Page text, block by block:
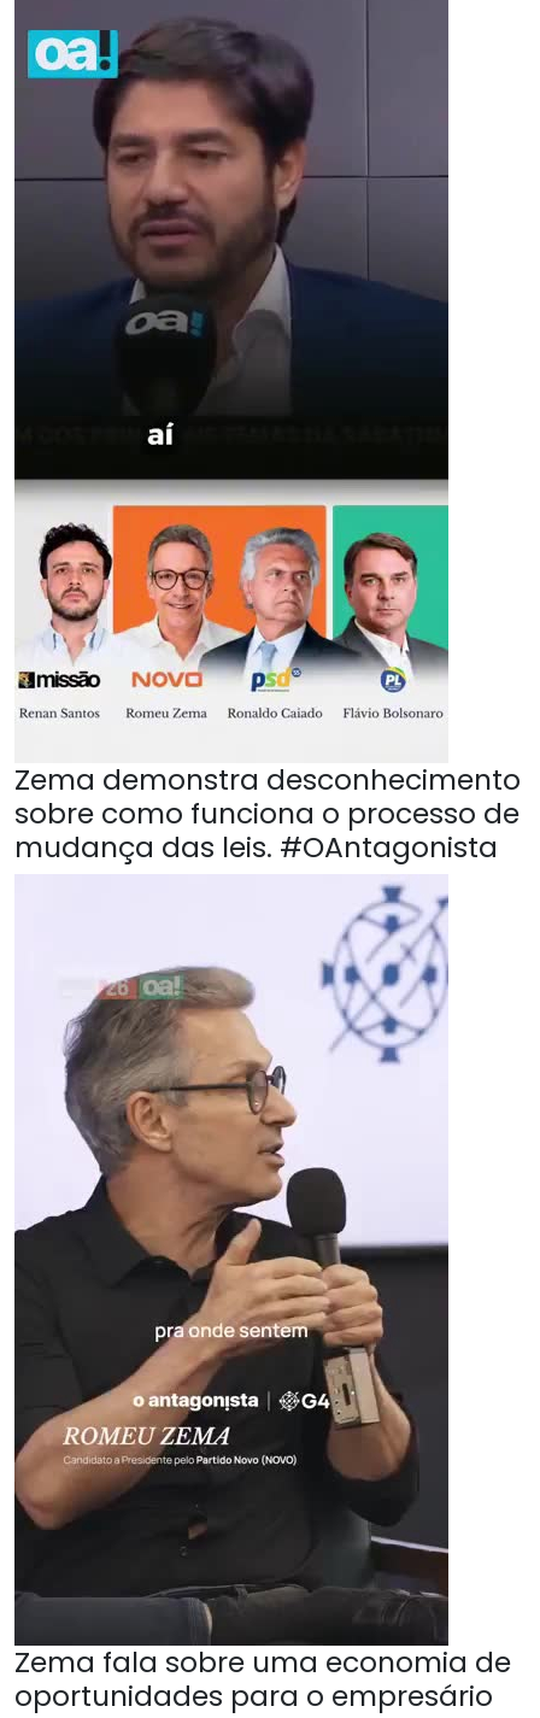
Zema demonstra desconhecimento
sobre como funciona o processo de
mudança das leis. #OAntagonista
Zema fala sobre uma economia de
oportunidades para o empresário